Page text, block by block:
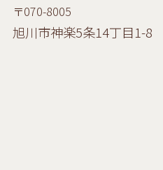
〒070-8005
旭川市神楽5条14丁目1-8